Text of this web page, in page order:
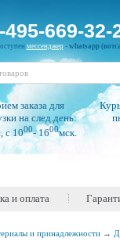
495-669-32-
мессенджер- whatsapp
заказа для
на след.день:
c 1000- 1600мск.
и оплата
и принадлежности →